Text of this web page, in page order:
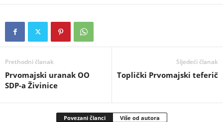
Prethodni članak
Prvomajski uranak OO
SDP-a Živinice
Sljedeći članak
Toplički Prvomajski teferič
Povezani članci Više od autora